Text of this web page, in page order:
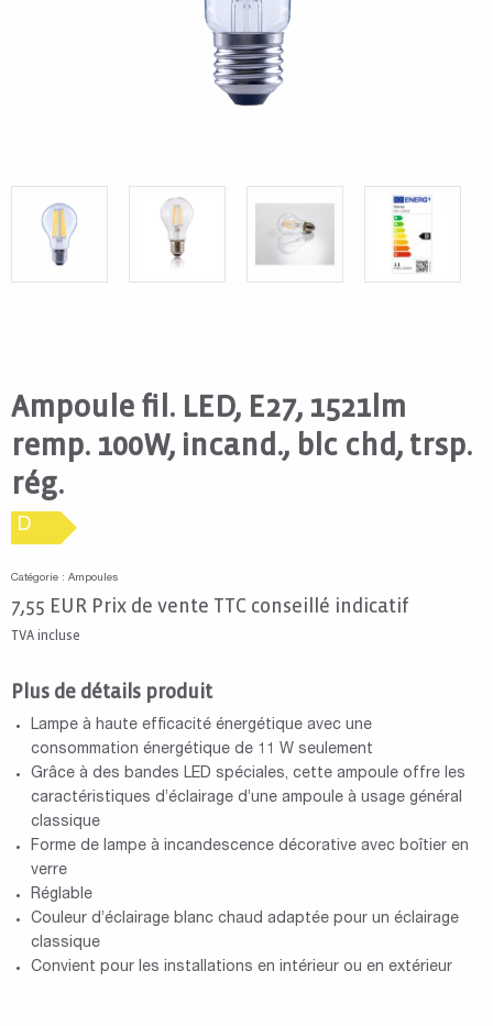
Ampoule fil. LED, E27, 1521lm
remp. 100W, incand., blc chd, trsp.
rég.
D
Catégorie : Ampoules
7,55 EUR Prix de vente TTC conseillé indicatif
TVA incluse
Plus de détails produit
Lampe à haute efficacité énergétique avec une
consommation énergétique de 11 W seulement
Grâce à des bandes LED spéciales, cette ampoule offre les
caractéristiques d’éclairage d’une ampoule à usage général
classique
Forme de lampe à incandescence décorative avec boîtier en
verre
Réglable
Couleur d’éclairage blanc chaud adaptée pour un éclairage
classique
Convient pour les installations en intérieur ou en extérieur